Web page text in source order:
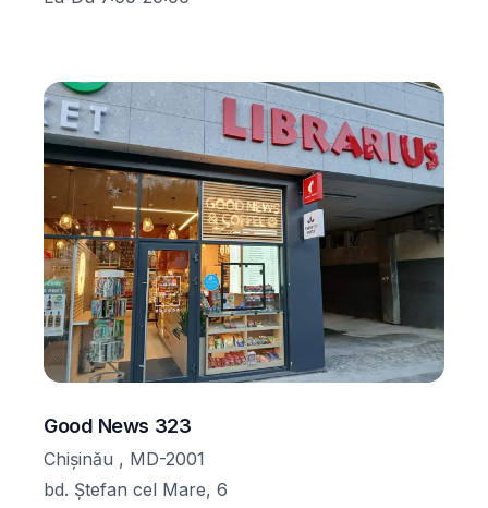
Good News 323
Chișinău , MD-2001
bd. Ștefan cel Mare, 6